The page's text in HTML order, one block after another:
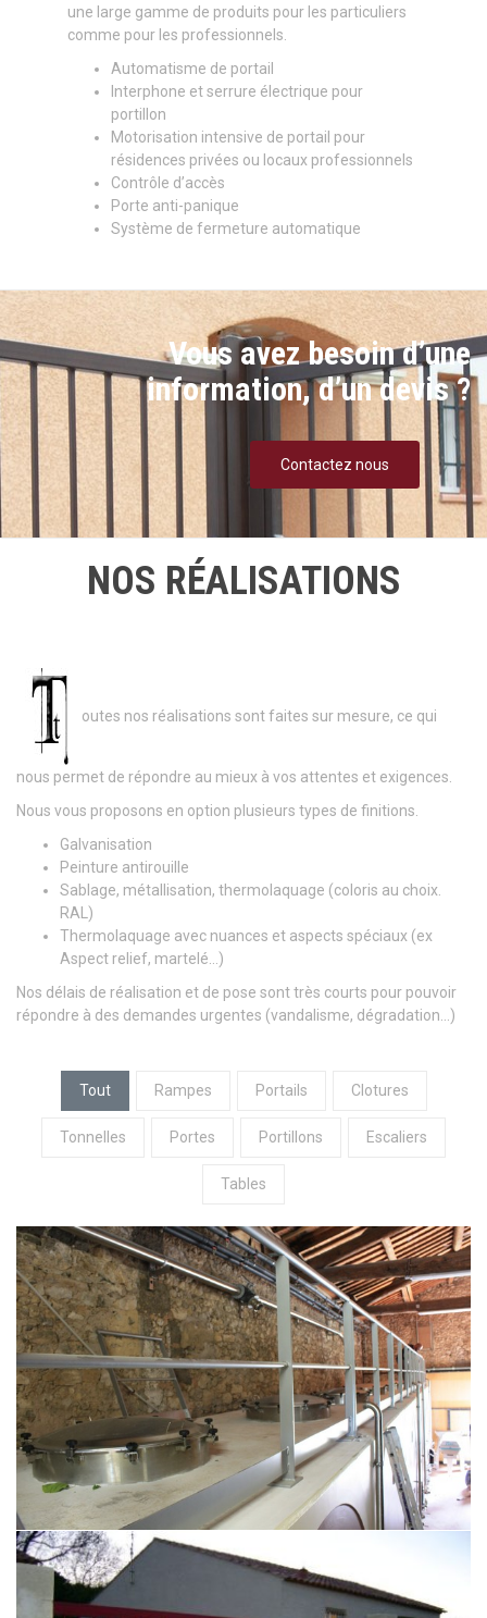
une large gamme de produits pour les particuliers
comme pour les professionnels.
Automatisme de portail
Interphone et serrure électrique pour
portillon
Motorisation intensive de portail pour
résidences privées ou locaux professionnels
Contrôle d’accès
Porte anti-panique
Système de fermeture automatique
Vous avez besoin d’une
information, d’un devis ?
Contactez nous
NOS RÉALISATIONS
outes nos réalisations sont faites sur mesure, ce qui
nous permet de répondre au mieux à vos attentes et exigences.
Nous vous proposons en option plusieurs types de finitions.
Galvanisation
Peinture antirouille
Sablage, métallisation, thermolaquage (coloris au choix.
RAL)
Thermolaquage avec nuances et aspects spéciaux (ex
Aspect relief, martelé…)
Nos délais de réalisation et de pose sont très courts pour pouvoir
répondre à des demandes urgentes (vandalisme, dégradation…)
Tout Rampes Portails Clotures
Tonnelles Portes Portillons Escaliers
Tables